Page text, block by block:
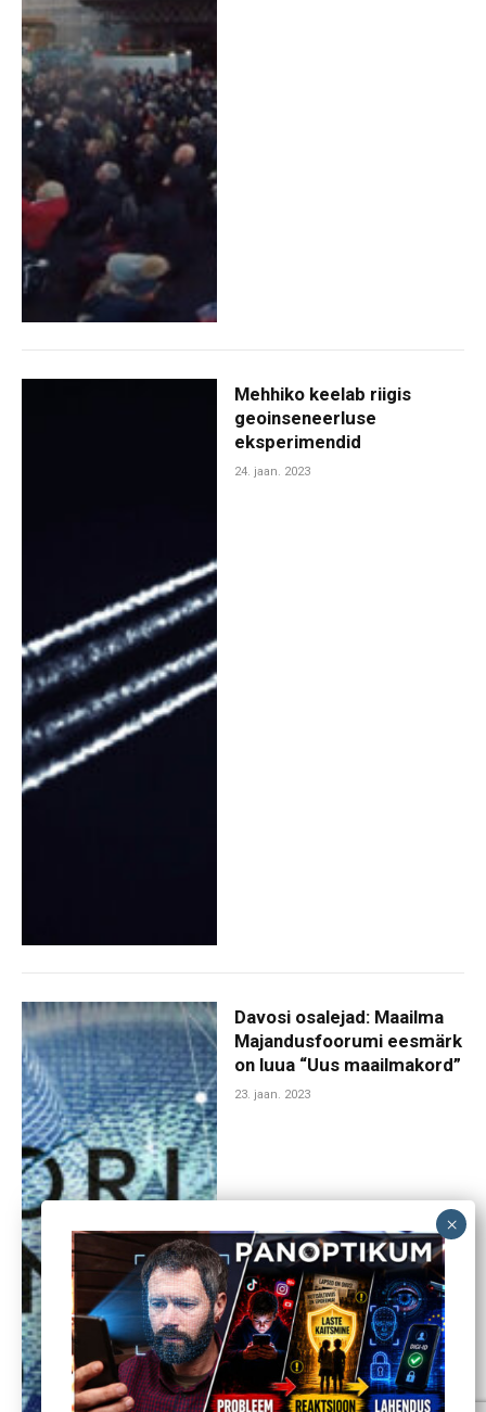
Mehhiko keelab riigis
geoinseneerluse
eksperimendid
24. jaan. 2023
Davosi osalejad: Maailma
Majandusfoorumi eesmärk
on luua “Uus maailmakord”
23. jaan. 2023